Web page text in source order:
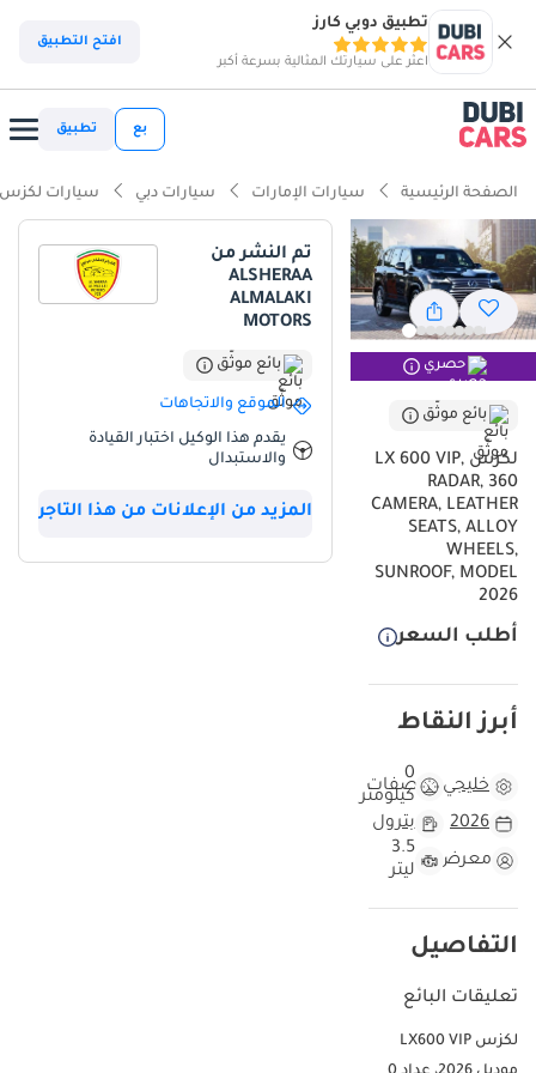
تطبيق دوبي كارز
اعثر على سيارتك المثالية بسرعة أكبر
افتح التطبيق
بع تطبيق
الصفحة الرئيسية سيارات الإمارات سيارات دبي سيارات لكزس
حصري
بائع موثّق
لكزس LX 600 VIP,
RADAR, 360
CAMERA, LEATHER
SEATS, ALLOY
WHEELS,
SUNROOF, MODEL
2026
أطلب السعر
أبرز النقاط
خليجي مواصفات
0
كيلومتر
2026
بترول
معرض
3.5
ليتر
التفاصيل
تعليقات البائع
لكزس LX600 VIP
تم النشر من
ALSHERAA
ALMALAKI
MOTORS
بائع موثّق
الموقع والاتجاهات
يقدم هذا الوكيل اختبار القيادة
والاستبدال
المزيد من الإعلانات من هذا التاجر
ذكاء دوبي كارز
ذكاء دوبيكارز
قدرات دفع رباعي حقيقية
نظام صوتي فاخر قياسي
أقل معدل استهلاك للقيمة في فئته
تمثل هذه النسخة من Lexus LX600 قمة الرفاهية اليابانية المصممة
خصيصاً لتناسب تطلعات النخبة في دول الخليج. بفضل محركها القوي
الغاشمة والهدوء التام على الطرق السريعة. ما يميز هذا الطرح هو فئة
VIP التي تركز على راحة الركاب في الخلف بتصميم رباعي المقاعد، مما
يجعلها الخيار الأول لرجال الأعمال والعائلات التي تبحث عن التميز. باختيارك
لمواصفات خليجية، أنت تضمن أفضل أداء لنظام التبريد في درجات الحرارة
يمنحها هيبة لا تضاهى على طرقات دبي والرياض، كما أن انخفاض معدل
الأنسب لظروف القيادة المحلية.
مقارنة هذه السيارة مع طرازات 2026 LX600 الأخرى
بالنظر إلى سوق السيارات المستعملة في الإمارات والسعودية، نجد أن
طراز 2026 LX600 المخصص لدول الخليج يحافظ على مكانته كملك
لسيارات الدفع الرباعي الفاخرة. هذه السيارة بوضعها الحالي تعتبر فرصة
كم سنوياً، واقتناء سيارة من هذا الموديل الحديث يمنحك ميزة التفوق في
حالة الضمان وتوفر قطع الغيار. اللون الأسود الخارجي يعتبر من أكثر الألوان
طلباً في الأسواق المحلية، مما يعزز من سرعة بيعها لاحقاً وبسعر مرتفع
بعد، وجاهزة لخوض غمار الصيف الخليجي بكل اقتدار.